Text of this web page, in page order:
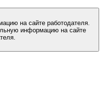
на сайте работодателя.
информацию на сайте